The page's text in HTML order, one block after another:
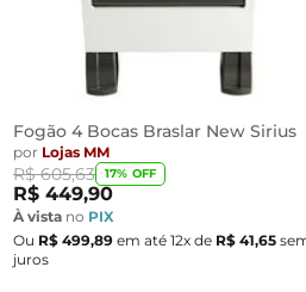
as condições da embalagem,
de responsabilidade do
despesas são de
de que passará normalmente por
Fogão 4 Bocas Braslar New Sirius
por Lojas MM
R$ 605,63 17% OFF
R$ 449,90
À vista no PIX
Ou R$ 499,89 em até 12x de R$ 41,65
juros